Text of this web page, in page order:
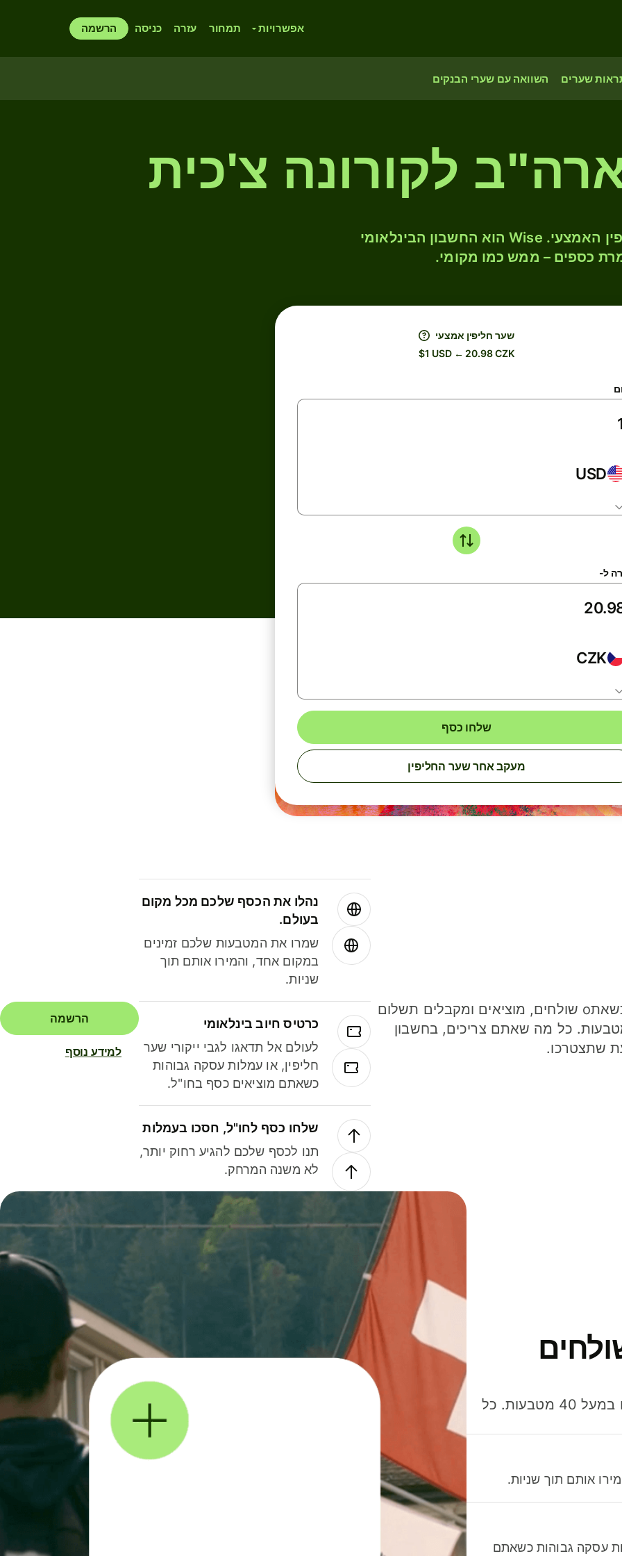
אפשרויות תמחור עזרה כניסה הרשמה
שערים השוואה עם שערי הבנקים
המירו USD ל- CZK לפי שער החליפין האמצעי. Wise הוא החשבון הבינלאומי
כספים – ממש כמו מקומי.
שער חליפין אמצעי
$1 USD ← 20.98 CZK
USD
ל-
CZK
שלחו כסף
מעקב אחר שער החליפין
חסכו כסף כשאתo שולחים, מוציאים ומקבלים תשלום
40 מטבעות. כל מה שאתם צריכים, בחשבון
שתצטרכו.
נהלו את הכסף שלכם מכל מקום
בעולם.
שמרו את המטבעות שלכם זמינים
במקום אחד, והמירו אותם תוך
שניות.
כרטיס חיוב בינלאומי
לעולם אל תדאגו לגבי ייקורי שער
חליפין, או עמלות עסקה גבוהות
כשאתם מוציאים כסף בחו"ל.
שלחו כסף לחו"ל, חסכו בעמלות
תנו לכסף שלכם להגיע רחוק יותר,
לא משנה המרחק.
הרשמה
למידע נוסף
חסכו כסף כשאתo שולחים, מוציאים ומקבלים תשלום במעל 40 מטבעות. כל
אותם תוך שניות.
עסקה גבוהות כשאתם